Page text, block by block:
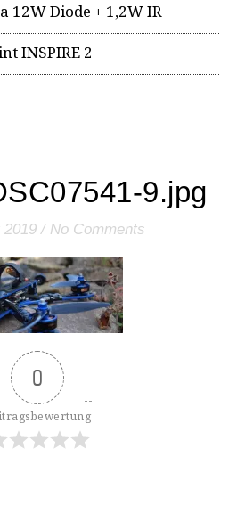
Diode + 1,2W IR
INSPIRE 2
9.jpg
2019 / No Comments
0